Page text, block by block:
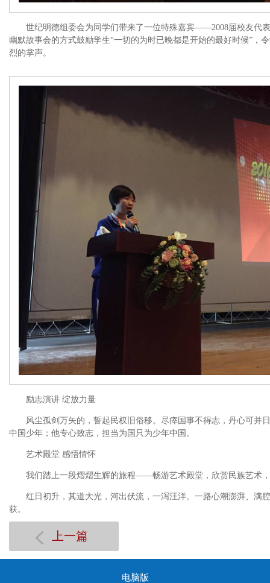
世纪明德组委会为同学们带来了一位特殊嘉宾——2008届校友代
幽默故事会的方式鼓励学生“一切的为时已晚都是开始的最好时候”，
烈的掌声。
励志演讲 绽放力量
风尘孤剑万矢的，誓起民权旧俗移。尽瘁国事不得志，丹心可并
中国少年；他专心致志，担当为国只为少年中国。
艺术殿堂 感悟情怀
我们踏上一段熠熠生辉的旅程——畅游艺术殿堂，欣赏民族艺术
红日初升，其道大光，河出伏流，一泻汪洋。一路心潮澎湃、满
获。
上一篇
电脑版